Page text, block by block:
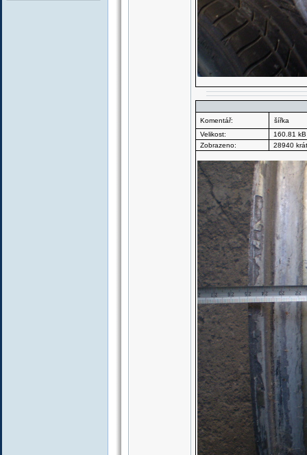
Komentář:
šířka
Velikost:
160.81 kB
Zobrazeno:
28940 krát